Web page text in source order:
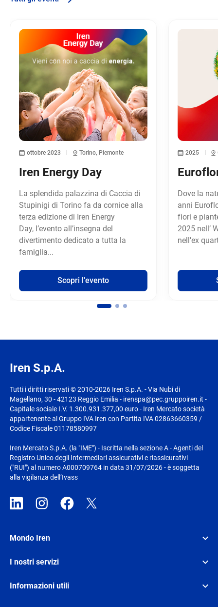
ottobre 2023 Torino, Piemonte
Iren Energy Day
La splendida palazzina di Caccia di
Stupinigi di Torino fa da cornice alla
terza edizione di Iren Energy
Day, l’evento all’insegna del
divertimento dedicato a tutta la
famiglia...
Scopri l'evento
2025
Dove la
anni
fiori e
2025 nell’
nell’ex
Iren S.p.A.
Tutti i diritti riservati © 2010-2026 Iren S.p.A. - Via Nubi di
Magellano, 30 - 42123 Reggio Emilia - irenspa@pec.gruppoiren.it -
Capitale sociale I.V. 1.300.931.377,00 euro - Iren Mercato società
appartenente al Gruppo IVA Iren con Partita IVA 02863660359 /
Codice Fiscale 01178580997
Iren Mercato S.p.A. (la "IME") - Iscritta nella sezione A - Agenti del
Registro Unico degli Intermediari assicurativi e riassicurativi
("RUI") al numero A000709764 in data 31/07/2026 - è soggetta
alla vigilanza dell’Ivass
Mondo Iren
I nostri servizi
Informazioni utili